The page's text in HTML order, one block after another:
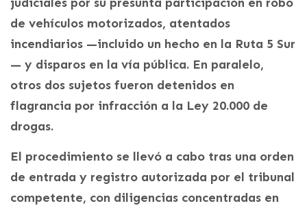
de vehículos motorizados, atentados
incendiarios —incluido un hecho en la Ruta 5 Sur
— y disparos en la vía pública. En paralelo,
otros dos sujetos fueron detenidos en
flagrancia por infracción a la Ley 20.000 de
drogas.
El procedimiento se llevó a cabo tras una orden
de entrada y registro autorizada por el tribunal
competente, con diligencias concentradas en